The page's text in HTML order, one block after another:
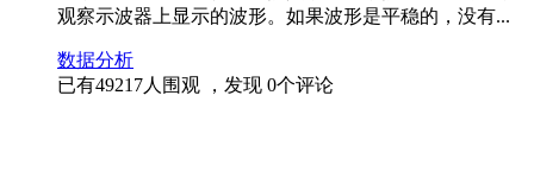
观察示波器上显示的波形。如果波形是平稳的，没有...
数据分析
已有49217人围观 ，发现 0个评论